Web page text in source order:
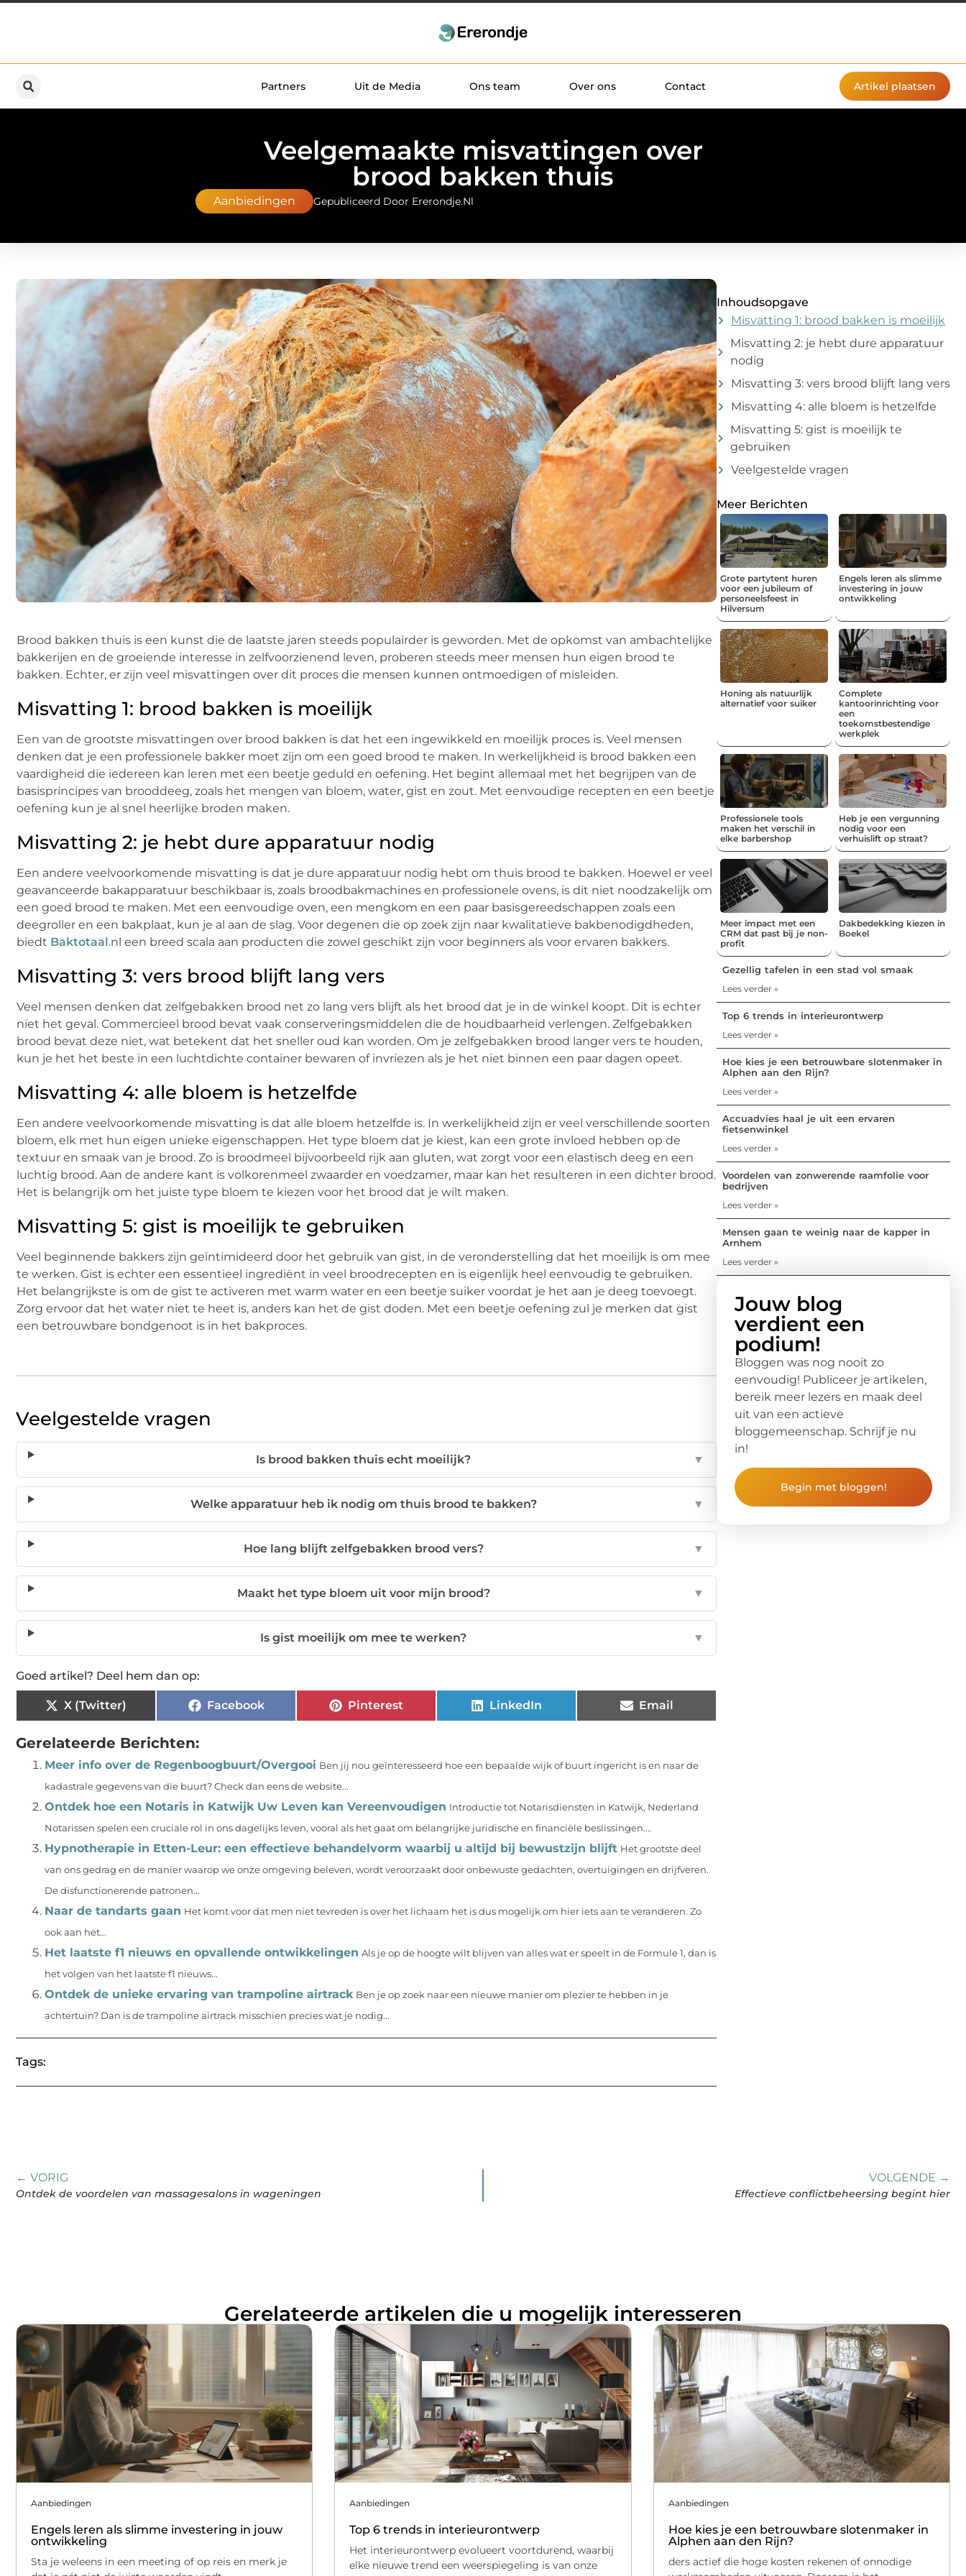
Partners Uit de Media Ons team Over ons Contact Artikel plaatsen
Veelgemaakte misvattingen over
brood bakken thuis
Aanbiedingen Gepubliceerd Door Ererondje.nl
Brood bakken thuis is een kunst die de laatste jaren steeds populairder is geworden. Met de opkomst van ambachtelijke
bakkerijen en de groeiende interesse in zelfvoorzienend leven, proberen steeds meer mensen hun eigen brood te
bakken. Echter, er zijn veel misvattingen over dit proces die mensen kunnen ontmoedigen of misleiden.
Misvatting 1: brood bakken is moeilijk
Een van de grootste misvattingen over brood bakken is dat het een ingewikkeld en moeilijk proces is. Veel mensen
denken dat je een professionele bakker moet zijn om een goed brood te maken. In werkelijkheid is brood bakken een
vaardigheid die iedereen kan leren met een beetje geduld en oefening. Het begint allemaal met het begrijpen van de
basisprincipes van brooddeeg, zoals het mengen van bloem, water, gist en zout. Met eenvoudige recepten en een beetje
oefening kun je al snel heerlijke broden maken.
Misvatting 2: je hebt dure apparatuur nodig
Een andere veelvoorkomende misvatting is dat je dure apparatuur nodig hebt om thuis brood te bakken. Hoewel er veel
geavanceerde bakapparatuur beschikbaar is, zoals broodbakmachines en professionele ovens, is dit niet noodzakelijk om
een goed brood te maken. Met een eenvoudige oven, een mengkom en een paar basisgereedschappen zoals een
deegroller en een bakplaat, kun je al aan de slag. Voor degenen die op zoek zijn naar kwalitatieve bakbenodigdheden,
biedt Baktotaal.nl een breed scala aan producten die zowel geschikt zijn voor beginners als voor ervaren bakkers.
Misvatting 3: vers brood blijft lang vers
Veel mensen denken dat zelfgebakken brood net zo lang vers blijft als het brood dat je in de winkel koopt. Dit is echter
niet het geval. Commercieel brood bevat vaak conserveringsmiddelen die de houdbaarheid verlengen. Zelfgebakken
brood bevat deze niet, wat betekent dat het sneller oud kan worden. Om je zelfgebakken brood langer vers te houden,
kun je het het beste in een luchtdichte container bewaren of invriezen als je het niet binnen een paar dagen opeet.
Misvatting 4: alle bloem is hetzelfde
Een andere veelvoorkomende misvatting is dat alle bloem hetzelfde is. In werkelijkheid zijn er veel verschillende soorten
bloem, elk met hun eigen unieke eigenschappen. Het type bloem dat je kiest, kan een grote invloed hebben op de
textuur en smaak van je brood. Zo is broodmeel bijvoorbeeld rijk aan gluten, wat zorgt voor een elastisch deeg en een
luchtig brood. Aan de andere kant is volkorenmeel zwaarder en voedzamer, maar kan het resulteren in een dichter brood.
Het is belangrijk om het juiste type bloem te kiezen voor het brood dat je wilt maken.
Misvatting 5: gist is moeilijk te gebruiken
Veel beginnende bakkers zijn geïntimideerd door het gebruik van gist, in de veronderstelling dat het moeilijk is om mee
te werken. Gist is echter een essentieel ingrediënt in veel broodrecepten en is eigenlijk heel eenvoudig te gebruiken.
Het belangrijkste is om de gist te activeren met warm water en een beetje suiker voordat je het aan je deeg toevoegt.
Zorg ervoor dat het water niet te heet is, anders kan het de gist doden. Met een beetje oefening zul je merken dat gist
een betrouwbare bondgenoot is in het bakproces.
Veelgestelde vragen
Is brood bakken thuis echt moeilijk? ▼
Welke apparatuur heb ik nodig om thuis brood te bakken? ▼
Hoe lang blijft zelfgebakken brood vers? ▼
Maakt het type bloem uit voor mijn brood? ▼
Is gist moeilijk om mee te werken? ▼
Goed artikel? Deel hem dan op:
X (Twitter) Facebook Pinterest LinkedIn Email
Gerelateerde Berichten:
Meer info over de Regenboogbuurt/Overgooi Ben jij nou geïnteresseerd hoe een bepaalde wijk of buurt ingericht is en naar de
kadastrale gegevens van die buurt? Check dan eens de website...
Ontdek hoe een Notaris in Katwijk Uw Leven kan Vereenvoudigen Introductie tot Notarisdiensten in Katwijk, Nederland
Notarissen spelen een cruciale rol in ons dagelijks leven, vooral als het gaat om belangrijke juridische en financiële beslissingen....
Hypnotherapie in Etten-Leur: een effectieve behandelvorm waarbij u altijd bij bewustzijn blijft Het grootste deel
van ons gedrag en de manier waarop we onze omgeving beleven, wordt veroorzaakt door onbewuste gedachten, overtuigingen en drijfveren.
De disfunctionerende patronen...
Naar de tandarts gaan Het komt voor dat men niet tevreden is over het lichaam het is dus mogelijk om hier iets aan te veranderen. Zo
ook aan het...
Het laatste f1 nieuws en opvallende ontwikkelingen Als je op de hoogte wilt blijven van alles wat er speelt in de Formule 1, dan is
het volgen van het laatste f1 nieuws...
Ontdek de unieke ervaring van trampoline airtrack Ben je op zoek naar een nieuwe manier om plezier te hebben in je
achtertuin? Dan is de trampoline airtrack misschien precies wat je nodig...
Tags:
Inhoudsopgave
Misvatting 1: brood bakken is moeilijk
Misvatting 2: je hebt dure apparatuur
nodig
Misvatting 3: vers brood blijft lang vers
Misvatting 4: alle bloem is hetzelfde
Misvatting 5: gist is moeilijk te
gebruiken
Veelgestelde vragen
Meer Berichten
Grote partytent huren
voor een jubileum of
personeelsfeest in
Hilversum
Engels leren als slimme
investering in jouw
ontwikkeling
Honing als natuurlijk
alternatief voor suiker
Complete
kantoorinrichting voor
een
toekomstbestendige
werkplek
Professionele tools
maken het verschil in
elke barbershop
Heb je een vergunning
nodig voor een
verhuislift op straat?
Meer impact met een
CRM dat past bij je non-
profit
Dakbedekking kiezen in
Boekel
Gezellig tafelen in een stad vol smaak
Lees verder »
Top 6 trends in interieurontwerp
Lees verder »
Hoe kies je een betrouwbare slotenmaker in
Alphen aan den Rijn?
Lees verder »
Accuadvies haal je uit een ervaren
fietsenwinkel
Lees verder »
Voordelen van zonwerende raamfolie voor
bedrijven
Lees verder »
Mensen gaan te weinig naar de kapper in
Arnhem
Lees verder »
Jouw blog
verdient een
podium!
Bloggen was nog nooit zo
eenvoudig! Publiceer je artikelen,
bereik meer lezers en maak deel
uit van een actieve
bloggemeenschap. Schrijf je nu
in!
Begin met bloggen!
← VORIG
Ontdek de voordelen van massagesalons in wageningen
VOLGENDE →
Effectieve conflictbeheersing begint hier
Gerelateerde artikelen die u mogelijk interesseren
Aanbiedingen
Engels leren als slimme investering in jouw
ontwikkeling
Sta je weleens in een meeting of op reis en merk je
Aanbiedingen
Top 6 trends in interieurontwerp
Het interieurontwerp evolueert voortdurend, waarbij
elke nieuwe trend een weerspiegeling is van onze
Aanbiedingen
Hoe kies je een betrouwbare slotenmaker in
Alphen aan den Rijn?
ders actief die hoge kosten rekenen of onnodige